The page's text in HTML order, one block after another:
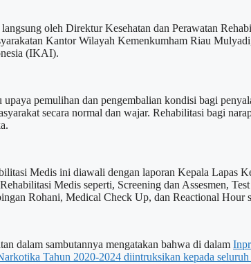
oleh Direktur Kesehatan dan Perawatan
Kantor Wilayah Kemenkumham Riau
(IKAI).
upaya pemulihan dan pengembalian kondisi bagi
secara normal dan wajar. Rehabilitasi bagi
Medis ini diawali dengan laporan Kepala Lapas
Medis seperti, Screening dan Assesmen,
Rohani, Medical Check Up, dan Reactional Hour
dalam sambutannya mengatakan bahwa di dalam
Tahun 2020-2024 diintruksikan kepada